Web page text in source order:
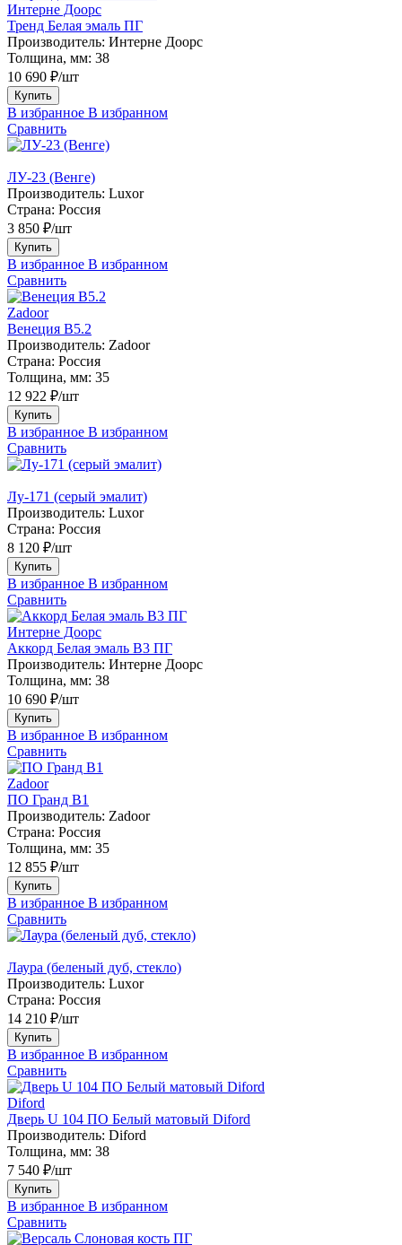
Интерне Доорс
Тренд Белая эмаль ПГ
Производитель: Интерне Доорс
Толщина, мм: 38
10 690 ₽/шт
Купить
В избранное В избранном
Сравнить
ЛУ-23 (Венге)
Производитель: Luxor
Страна: Россия
3 850 ₽/шт
Купить
В избранное В избранном
Сравнить
Zadoor
Венеция В5.2
Производитель: Zadoor
Страна: Россия
Толщина, мм: 35
12 922 ₽/шт
Купить
В избранное В избранном
Сравнить
Лу-171 (серый эмалит)
Производитель: Luxor
Страна: Россия
8 120 ₽/шт
Купить
В избранное В избранном
Сравнить
Интерне Доорс
Аккорд Белая эмаль В3 ПГ
Производитель: Интерне Доорс
Толщина, мм: 38
10 690 ₽/шт
Купить
В избранное В избранном
Сравнить
Zadoor
ПО Гранд В1
Производитель: Zadoor
Страна: Россия
Толщина, мм: 35
12 855 ₽/шт
Купить
В избранное В избранном
Сравнить
Лаура (беленый дуб, стекло)
Производитель: Luxor
Страна: Россия
14 210 ₽/шт
Купить
В избранное В избранном
Сравнить
Diford
Дверь U 104 ПО Белый матовый Diford
Производитель: Diford
Толщина, мм: 38
7 540 ₽/шт
Купить
В избранное В избранном
Сравнить